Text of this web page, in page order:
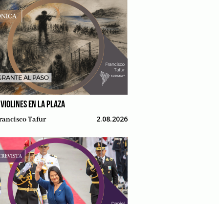
EN LA PLAZA
Tafur 2.08.2026